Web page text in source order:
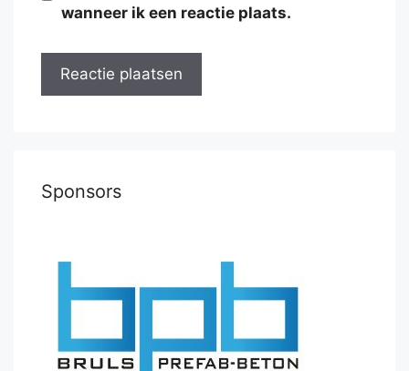
wanneer ik een reactie plaats.
Sponsors